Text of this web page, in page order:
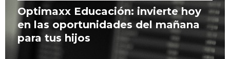
Optimaxx Educación: invierte hoy
en las oportunidades del mañana
para tus hijos